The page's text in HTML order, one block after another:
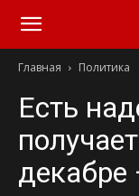
Главная Политика
Есть
декабре